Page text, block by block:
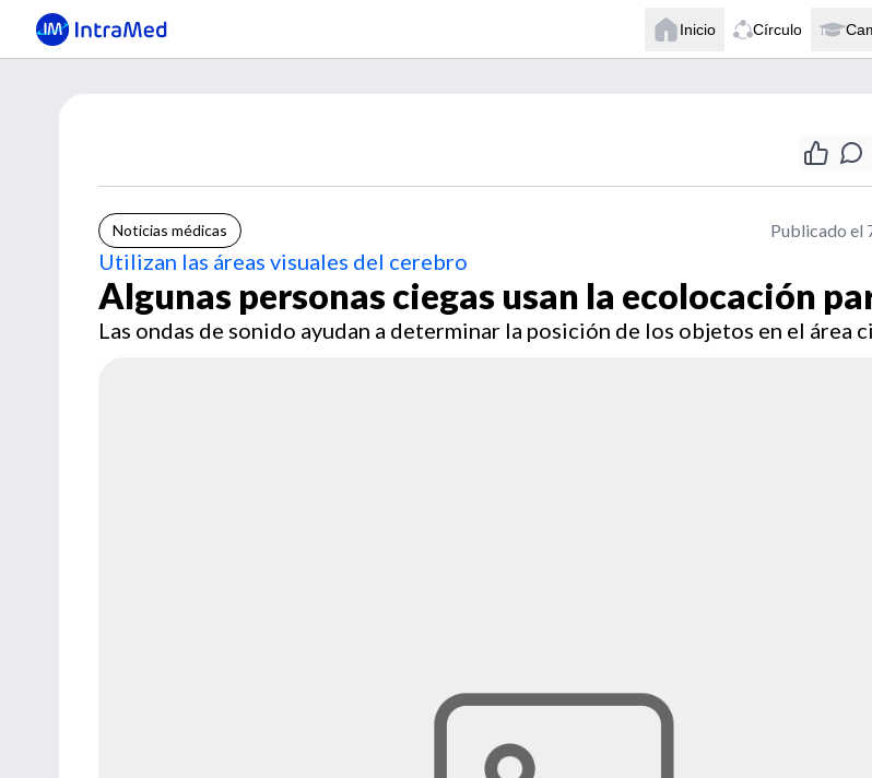
Inicio Círculo
Noticias médicas Publicado el
Utilizan las áreas visuales del cerebro
Algunas personas ciegas usan la ecolocación
Las ondas de sonido ayudan a determinar la posición de los objetos en el área